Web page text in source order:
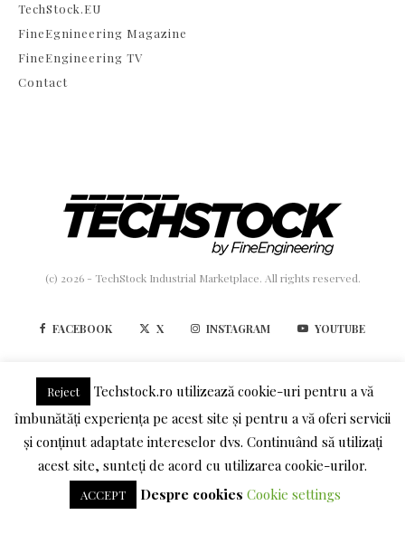
TechStock.EU
FineEgnineering Magazine
FineEngineering TV
Contact
(c) 2026 - TechStock Industrial Marketplace. All rights reserved.
FACEBOOK X INSTAGRAM YOUTUBE
LINKEDIN
TERMENI SI CONDITII POLITICA DE CONFIDENTIALITATE
DESPRE COOKIES
Reject
Techstock.ro utilizează cookie-uri pentru a vă
îmbunătăți experiența pe acest site și pentru a vă oferi servicii
și conținut adaptate intereselor dvs. Continuând să utilizați
acest site, sunteți de acord cu utilizarea cookie-urilor.
ACCEPT Despre cookies Cookie settings